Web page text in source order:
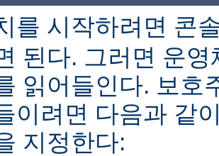
를 시작하려면 콘
된다. 그러면 운
읽어들인다. 보호
이려면 다음과 같
지정한다: